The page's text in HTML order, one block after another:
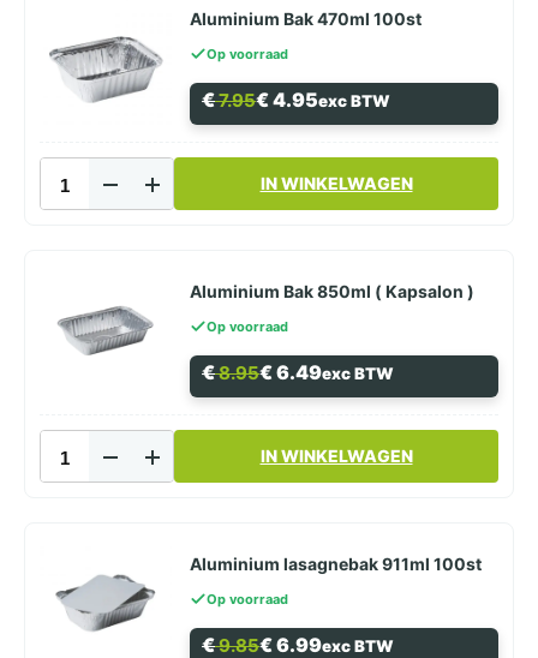
Aluminium Bak 470ml 100st
Op voorraad
€7.95
Oorspronkelijke
€ 7.95.
€4.95
Huidige
€ 4.95.
exc BTW
Bak
470ml
IN WINKELWAGEN
Aluminium Bak 850ml ( Kapsalon )
Op voorraad
€8.95
Oorspronkelijke
€ 8.95.
€6.49
Huidige
€ 6.49.
exc BTW
Bak
850ml (
IN WINKELWAGEN
Aluminium lasagnebak 911ml 100st
Op voorraad
€9.85
Oorspronkelijke
€6.99
Huidige
exc BTW